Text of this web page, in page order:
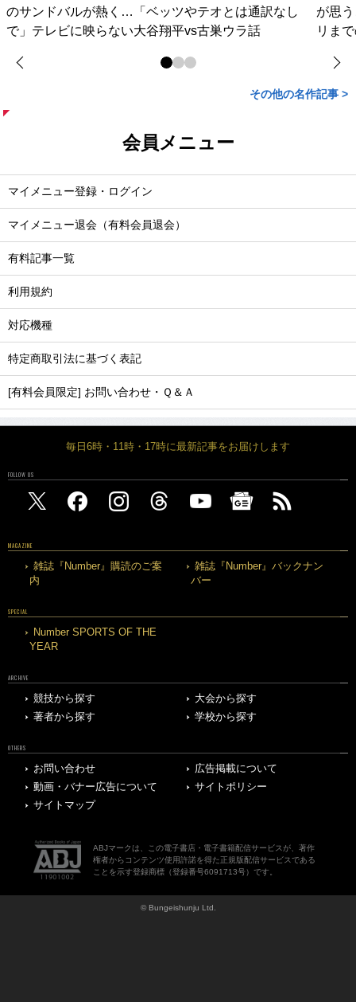
のサンドバルが熱く…「ベッツやテオとは通訳なし
で」テレビに映らない大谷翔平vs古巣ウラ話
が思
リま
その他の名作記事 >
会員メニュー
マイメニュー登録・ログイン
マイメニュー退会（有料会員退会）
有料記事一覧
利用規約
対応機種
特定商取引法に基づく表記
[有料会員限定] お問い合わせ・Ｑ＆Ａ
毎日6時・11時・17時に最新記事をお届けします
FOLLOW US
MAGAZINE
雑誌『Number』購読のご案
内
雑誌『Number』バックナン
バー
SPECIAL
Number SPORTS OF THE
YEAR
ARCHIVE
競技から探す
大会から探す
著者から探す
学校から探す
OTHERS
お問い合わせ
広告掲載について
動画・バナー広告について
サイトポリシー
サイトマップ
ABJマークは、この電子書店・電子書籍配信サービスが、著作
権者からコンテンツ使用許諾を得た正規版配信サービスである
ことを示す登録商標（登録番号6091713号）です。
© Bungeishunju Ltd.